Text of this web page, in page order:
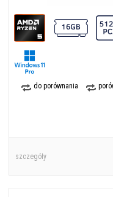
do porównania
szczegóły